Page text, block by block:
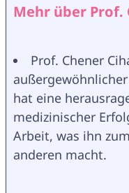
Mehr über Prof.
Prof. Chener
hat eine
medizinischer
Arbeit, was ihn
anderen macht.